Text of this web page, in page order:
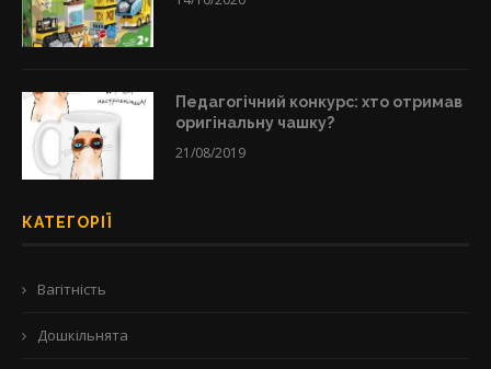
Педагогічний конкурс: хто отримав
оригінальну чашку?
21/08/2019
КАТЕГОРІЇ
Вагітність
Дошкільнята